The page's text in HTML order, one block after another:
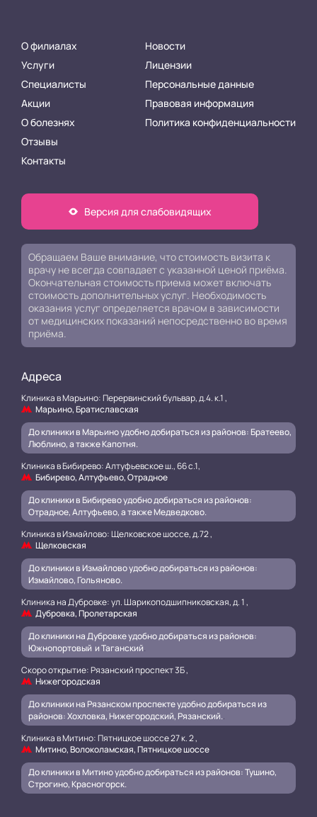
О филиалах
Услуги
Специалисты
Акции
О болезнях
Отзывы
Контакты
Новости
Лицензии
Персональные данные
Правовая информация
Политика конфиденциальности
Версия для слабовидящих
Обращаем Ваше внимание, что стоимость визита к
врачу не всегда совпадает с указанной ценой приёма.
Окончательная стоимость приема может включать
стоимость дополнительных услуг. Необходимость
оказания услуг определяется врачом в зависимости
от медицинских показаний непосредственно во время
приёма.
Адреса
Клиника в Марьино: Перервинский бульвар, д.4. к.1 ,
Марьино, Братиславская
До клиники в Марьино удобно добираться из районов: Братеево,
Люблино, а также Капотня.
Клиника в Бибирево: Алтуфьевское ш., 66 с.1,
Бибирево, Алтуфьево, Отрадное
До клиники в Бибирево удобно добираться из районов:
Отрадное, Алтуфьево, а также Медведково.
Клиника в Измайлово: Щелковское шоссе, д.72 ,
Щелковская
До клиники в Измайлово удобно добираться из районов:
Измайлово, Гольяново.
Клиника на Дубровке: ул. Шарикоподшипниковская, д. 1 ,
Дубровка, Пролетарская
До клиники на Дубровке удобно добираться из районов:
Южнопортовый и Таганский.
Скоро открытие: Рязанский проспект 3Б ,
Нижегородская
До клиники на Рязанском проспекте удобно добираться из
районов: Хохловка, Нижегородский, Рязанский..
Клиника в Митино: Пятницкое шоссе 27 к. 2 ,
Митино, Волоколамская, Пятницкое шоссе
До клиники в Митино удобно добираться из районов: Тушино,
Строгино, Красногорск.